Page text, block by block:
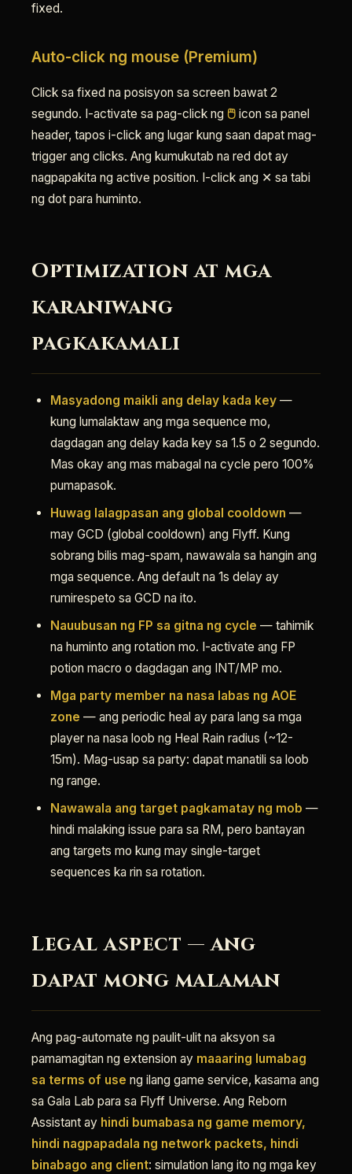
fixed.
Auto-click ng mouse (Premium)
Click sa fixed na posisyon sa screen bawat 2
segundo. I-activate sa pag-click ng 🖱 icon sa panel
header, tapos i-click ang lugar kung saan dapat mag-
trigger ang clicks. Ang kumukutab na red dot ay
nagpapakita ng active position. I-click ang ✕ sa tabi
ng dot para huminto.
Optimization at mga
karaniwang
pagkakamali
Masyadong maikli ang delay kada key —
kung lumalaktaw ang mga sequence mo,
dagdagan ang delay kada key sa 1.5 o 2 segundo.
Mas okay ang mas mabagal na cycle pero 100%
pumapasok.
Huwag lalagpasan ang global cooldown —
may GCD (global cooldown) ang Flyff. Kung
sobrang bilis mag-spam, nawawala sa hangin ang
mga sequence. Ang default na 1s delay ay
rumirespeto sa GCD na ito.
Nauubusan ng FP sa gitna ng cycle — tahimik
na huminto ang rotation mo. I-activate ang FP
potion macro o dagdagan ang INT/MP mo.
Mga party member na nasa labas ng AOE
zone — ang periodic heal ay para lang sa mga
player na nasa loob ng Heal Rain radius (~12-
15m). Mag-usap sa party: dapat manatili sa loob
ng range.
Nawawala ang target pagkamatay ng mob —
hindi malaking issue para sa RM, pero bantayan
ang targets mo kung may single-target
sequences ka rin sa rotation.
Legal aspect — ang
dapat mong malaman
Ang pag-automate ng paulit-ulit na aksyon sa
pamamagitan ng extension ay maaaring lumabag
sa terms of use ng ilang game service, kasama ang
sa Gala Lab para sa Flyff Universe. Ang Reborn
Assistant ay hindi bumabasa ng game memory,
hindi nagpapadala ng network packets, hindi
binabago ang client: simulation lang ito ng mga key